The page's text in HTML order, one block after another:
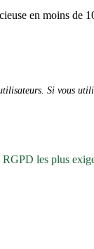
en moins de
Si vous
les plus